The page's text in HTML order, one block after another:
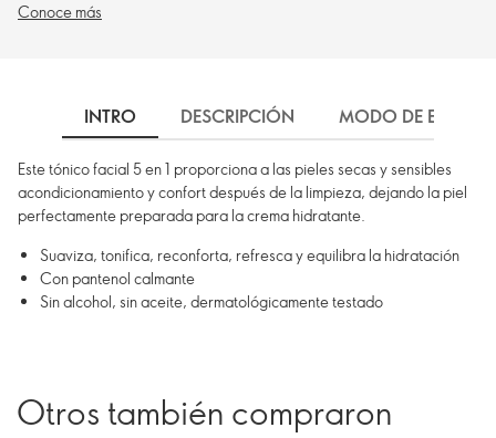
Conoce más
INTRO DESCRIPCIÓN MODO DE EMPLEO
Este tónico facial 5 en 1 proporciona a las pieles secas y sensibles
acondicionamiento y confort después de la limpieza, dejando la piel
perfectamente preparada para la crema hidratante.
Suaviza, tonifica, reconforta, refresca y equilibra la hidratación
Con pantenol calmante
Sin alcohol, sin aceite, dermatológicamente testado
Otros también compraron